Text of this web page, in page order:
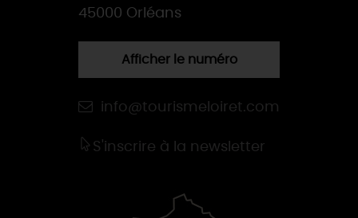
45000 Orléans
Afficher le numéro
info@tourismeloiret.com
S'inscrire à la newsletter